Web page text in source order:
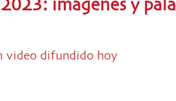
imágenes y
video difundido hoy